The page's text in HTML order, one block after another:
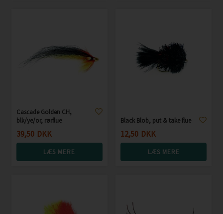
Cascade Golden CH,
blk/ye/or, rørflue
39,50 DKK
LÆS MERE
Black Blob, put & take flue
12,50 DKK
LÆS MERE